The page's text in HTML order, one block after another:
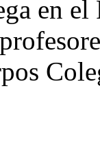
en